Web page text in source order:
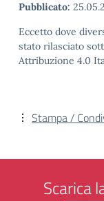
Pubblicato:
Eccetto dove
stato rilasciato
Attribuzione 4.0
Stampa /
Scarica